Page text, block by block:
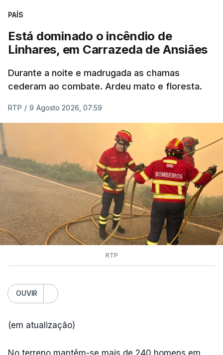
PAÍS
Está dominado o incêndio de
Linhares, em Carrazeda de Ansiães
Durante a noite e madrugada as chamas
cederam ao combate. Ardeu mato e floresta.
RTP / 9 Agosto 2026, 07:59
RTP
OUVIR
(em atualização)
No terreno mantêm-se mais de 240 homens em